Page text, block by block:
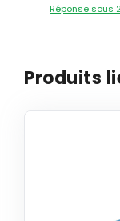
Réponse sous
Produits